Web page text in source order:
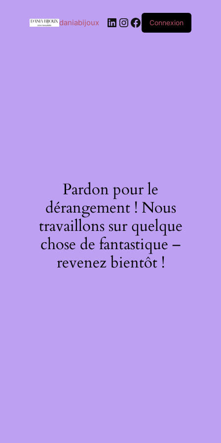
daniabijoux Connexion
Pardon pour le
dérangement ! Nous
travaillons sur quelque
chose de fantastique –
revenez bientôt !